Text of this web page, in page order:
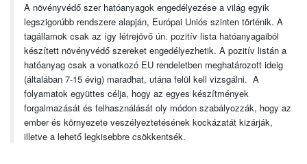
A növényvédő szer hatóanyagok engedélyezése a világ egyik
legszigorúbb rendszere alapján, Európai Uniós szinten történik. A
tagállamok csak az így létrejövő ún. pozitív lista hatóanyagaiból
készített növényvédő szereket engedélyezhetik. A pozitív listán a
hatóanyag csak a vonatkozó EU rendeletben meghatározott ideig
(általában 7-15 évig) maradhat, utána felül kell vizsgálni. A
folyamatok együttes célja, hogy az egyes készítmények
forgalmazását és felhasználását oly módon szabályozzák, hogy az
ember és környezete veszélyeztetésének kockázatát kizárják,
illetve a lehető legkisebbre csökkentsék.